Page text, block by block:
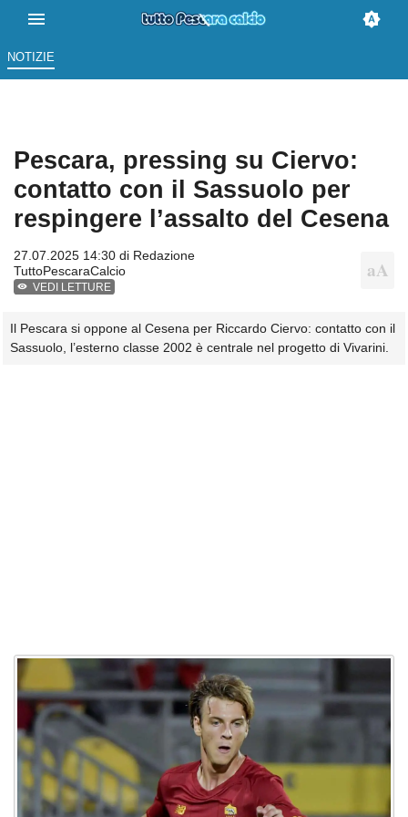
NOTIZIE
Pescara, pressing su Ciervo:
contatto con il Sassuolo per
respingere l’assalto del Cesena
27.07.2025 14:30 di Redazione
TuttoPescaraCalcio
VEDI LETTURE
Il Pescara si oppone al Cesena per Riccardo Ciervo: contatto con il
Sassuolo, l’esterno classe 2002 è centrale nel progetto di Vivarini.